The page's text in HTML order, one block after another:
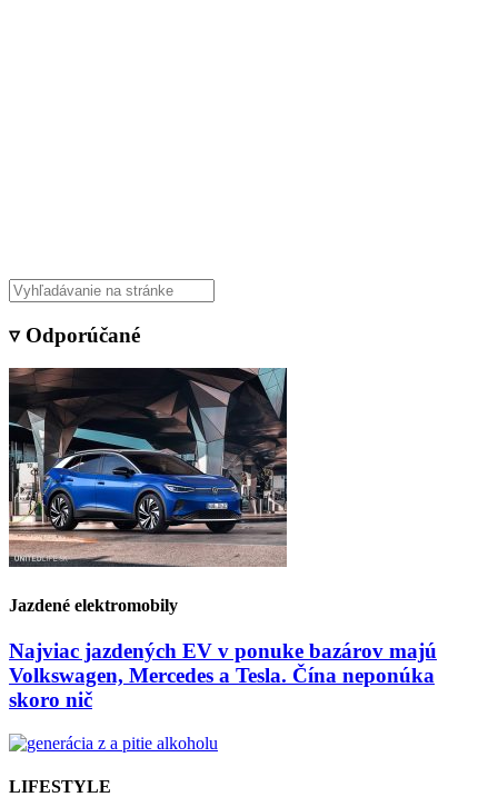
▿ Odporúčané
Jazdené elektromobily
Najviac jazdených EV v ponuke bazárov majú
Volkswagen, Mercedes a Tesla. Čína neponúka
skoro nič
LIFESTYLE